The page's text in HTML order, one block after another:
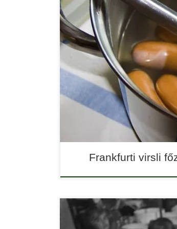
Ha gyors reggelire vagy
elképzelhetetlen főtt virsli
Frankfurti virsli